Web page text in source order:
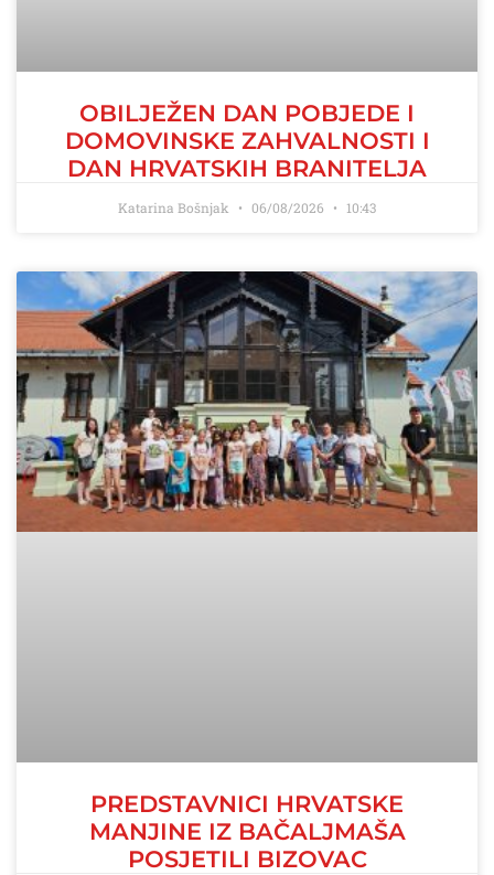
OBILJEŽEN DAN POBJEDE I
DOMOVINSKE ZAHVALNOSTI I
DAN HRVATSKIH BRANITELJA
Katarina Bošnjak 06/08/2026 10:43
PREDSTAVNICI HRVATSKE
MANJINE IZ BAČALJMAŠA
POSJETILI BIZOVAC